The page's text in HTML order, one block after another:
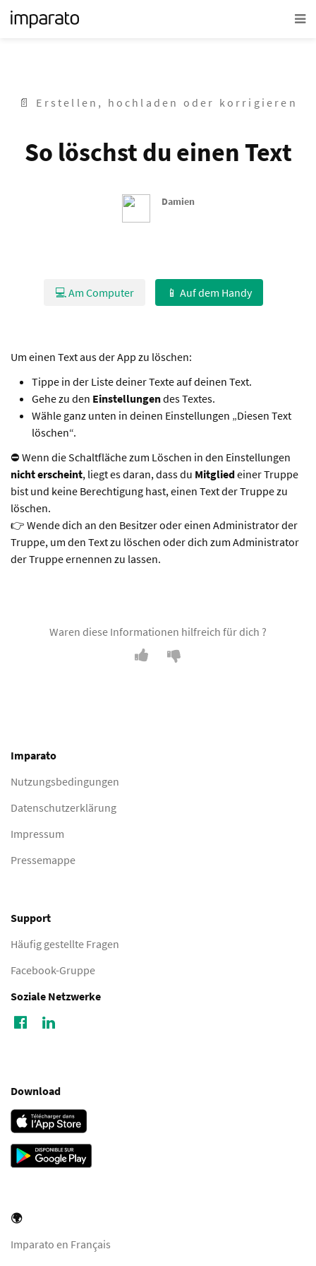
📄 Erstellen, hochladen oder korrigieren
So löschst du einen Text
Damien
💻 Am Computer 📱 Auf dem Handy
Um einen Text aus der App zu löschen:
Tippe in der Liste deiner Texte auf deinen Text.
Gehe zu den Einstellungendes Textes.
Wähle ganz unten in deinen Einstellungen „Diesen Text
löschen“.
⛔️ Wenn die Schaltfläche zum Löschen in den Einstellungen
nicht erscheint, liegt es daran, dass du Mitgliedeiner Truppe
bist und keine Berechtigung hast, einen Text der Truppe zu
löschen.
👉 Wende dich an den Besitzer oder einen Administrator der
Truppe, um den Text zu löschen oder dich zum Administrator
der Truppe ernennen zu lassen.
Waren diese Informationen hilfreich für dich ?
Imparato
Nutzungsbedingungen
Datenschutzerklärung
Impressum
Pressemappe
Support
Häufig gestellte Fragen
Facebook-Gruppe
Soziale Netzwerke
Download
🌍
Imparato en Français